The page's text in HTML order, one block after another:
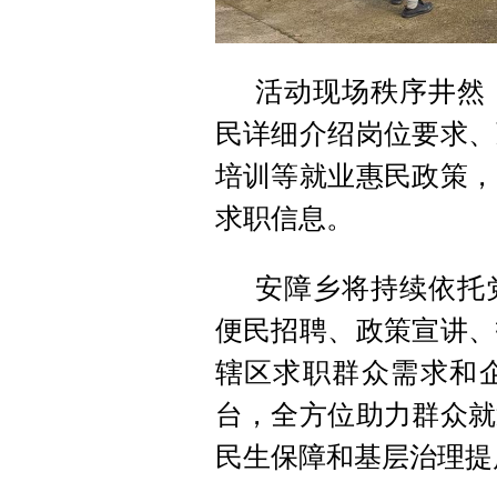
活动现场秩序井然
民详细介绍岗位要求
培训等就业惠民政策
求职信息。
安障乡将持续依
便民招聘、政策宣讲
辖区求职群众需求和
台，全方位助力群众
民生保障和基层治理